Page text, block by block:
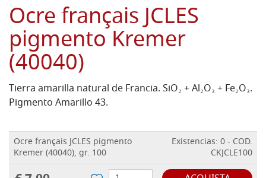
Ocre français JCLES
pigmento Kremer
(40040)
Tierra amarilla natural de Francia. SiO₂ + Al₂O₃ + Fe₂O₃.
Pigmento Amarillo 43.
Ocre français JCLES pigmento
Kremer (40040), gr. 100
Existencias: 0 - COD.
CKJCLE100